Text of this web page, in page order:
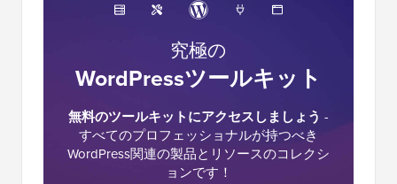
究極の
WordPressツールキット
無料のツールキットにアクセスしましょう -
すべてのプロフェッショナルが持つべき
WordPress関連の製品とリソースのコレクシ
ョンです！